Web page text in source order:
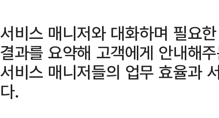
서비스 매니저와 대화하며 필요
결과를 요약해 고객에게 안내해
서비스 매니저들의 업무 효율과
다.